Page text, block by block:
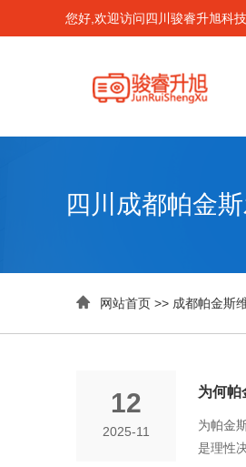
您好,欢迎访问四川骏睿升旭科
四川成都帕金
 网站首页 >> 成都帕金斯
12
2025-11
为何帕
为帕金
是理性